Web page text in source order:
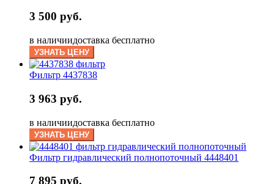
3 500 руб.
в наличиидоставка бесплатно
УЗНАТЬ ЦЕНУ
Фильтр 4437838
3 963 руб.
в наличиидоставка бесплатно
УЗНАТЬ ЦЕНУ
Фильтр гидравлический полнопоточный 4448401
7 895 руб.